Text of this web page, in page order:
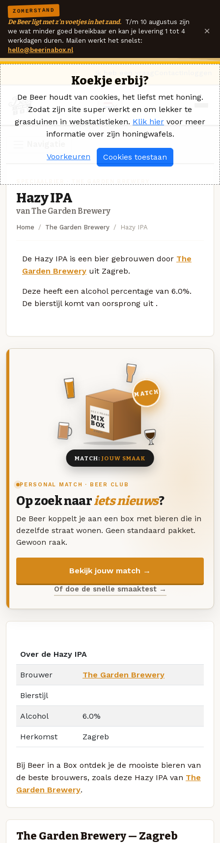
ZOMERSTAND
De Beer ligt met z'n voetjes in het zand. T/m 10 augustus zijn
we wat minder goed bereikbaar en kan je levering 1 tot 4
werkdagen duren. Mailen werkt het snelst:
hello@beerinabox.nl
×
Hazy IPA
van The Garden Brewery
Home The Garden Brewery Hazy IPA
De Hazy IPA is een bier gebrouwen door The
Garden Brewery uit Zagreb.
Deze heeft een alcohol percentage van 6.0%.
De bierstijl komt van oorsprong uit .
PERSONAL MATCH · BEER CLUB
Op zoek naariets nieuws?
De Beer koppelt je aan een box met bieren die in
dezelfde straat wonen. Geen standaard pakket.
Gewoon raak.
Bekijk jouw match →
Of doe de snelle smaaktest →
DEZE MAAND
MIX
BOX
8 BIEREN
MATCH
MATCH:JOUW SMAAK
Over de Hazy IPA
Brouwer The Garden Brewery
Bierstijl
Alcohol 6.0%
Herkomst Zagreb
Bij Beer in a Box ontdek je de mooiste bieren van
de beste brouwers, zoals deze Hazy IPA van The
Garden Brewery.
The Garden Brewery — Zagreb
Koekje erbij?
De Beer houdt van cookies, het liefst met honing.
Zodat zijn site super werkt en om lekker te
grasduinen in webstatistieken. Klik hier voor meer
informatie over zijn honingwafels.
Voorkeuren Cookies toestaan